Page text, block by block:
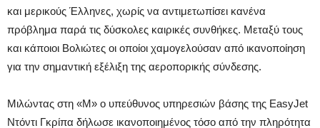
και μερικούς Έλληνες, χωρίς να αντιμετωπίσει κανένα
πρόβλημα παρά τις δύσκολες καιρικές συνθήκες. Μεταξύ τους
και κάποιοι Βολιώτες οι οποίοι χαμογελούσαν από ικανοποίηση
για την σημαντική εξέλιξη της αεροπορικής σύνδεσης.
Μιλώντας στη «Μ» ο υπεύθυνος υπηρεσιών βάσης της EasyJet
Ντόντι Γκρίπα δήλωσε ικανοποιημένος τόσο από την πληρότητα